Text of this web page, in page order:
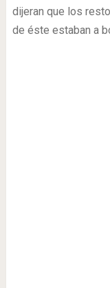
dijeran que los
de éste estaban a